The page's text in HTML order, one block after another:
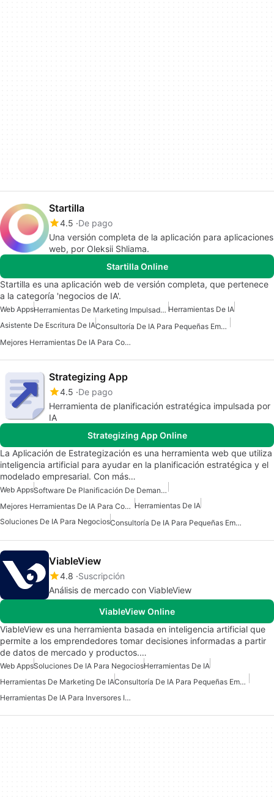
Startilla
4.5 De pago
Una versión completa de la aplicación para aplicaciones
web, por Oleksii Shliama.
Startilla Online
Startilla es una aplicación web de versión completa, que pertenece
a la categoría 'negocios de IA'.
Web Apps Herramientas De Marketing Impulsadas Por IA Herramientas De IA
Asistente De Escritura De IA
Consultoría De IA Para Pequeñas Empresas
Mejores Herramientas De IA Para Comercializadores
Strategizing App
4.5 De pago
Herramienta de planificación estratégica impulsada por
IA
Strategizing App Online
La Aplicación de Estrategización es una herramienta web que utiliza
inteligencia artificial para ayudar en la planificación estratégica y el
modelado empresarial. Con más…
Web Apps
Software De Planificación De Demanda Impulsado Por IA
Mejores Herramientas De IA Para Comercializadores Herramientas De IA
Soluciones De IA Para Negocios
Consultoría De IA Para Pequeñas Empresas
ViableView
4.8 Suscripción
Análisis de mercado con ViableView
ViableView Online
ViableView es una herramienta basada en inteligencia artificial que
permite a los emprendedores tomar decisiones informadas a partir
de datos de mercado y productos.…
Web AppsSoluciones De IA Para NegociosHerramientas De IA
Herramientas De Marketing De IA
Consultoría De IA Para Pequeñas Empresas
Herramientas De IA Para Inversores Inmobiliarios